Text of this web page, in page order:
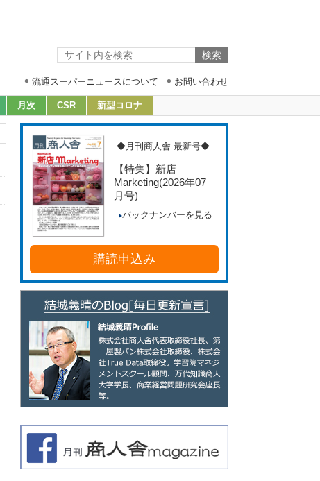
流通スーパーニュースについて お問い合わせ
月次 CSR 新型コロナ
◆月刊商人舎 最新号◆
【特集】新店
Marketing(2026年07
月号)
バックナンバーを見る
購読申込み